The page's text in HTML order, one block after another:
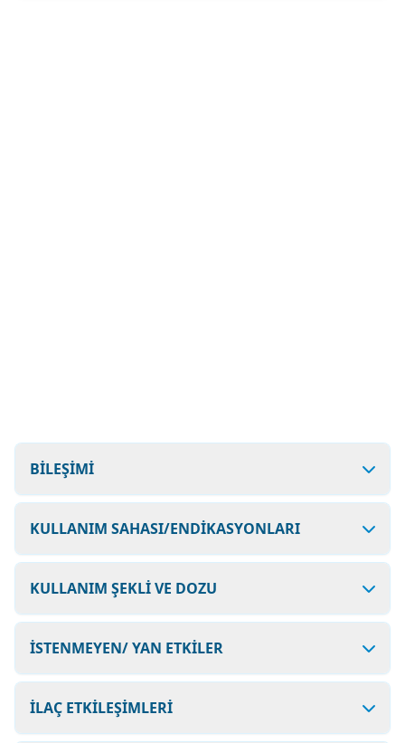
BİLEŞİMİ
KULLANIM SAHASI/ENDİKASYONLARI
KULLANIM ŞEKLİ VE DOZU
İSTENMEYEN/ YAN ETKİLER
İLAÇ ETKİLEŞİMLERİ